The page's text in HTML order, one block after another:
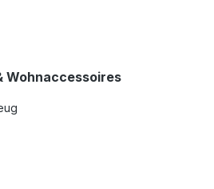
Wohnaccessoires